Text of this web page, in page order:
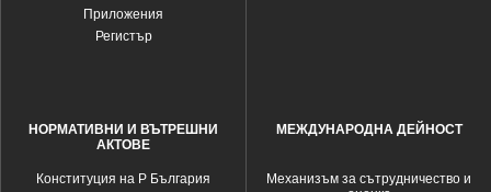
Приложения
Регистър
НОРМАТИВНИ И ВЪТРЕШНИ
АКТОВЕ
Конституция на Р България
МЕЖДУНАРОДНА ДЕЙНОСТ
Механизъм за сътрудничество и